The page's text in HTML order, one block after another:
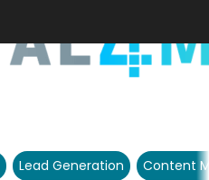
Lead Generation Content